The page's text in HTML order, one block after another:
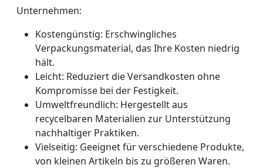
Unternehmen:
Kostengünstig: Erschwingliches
Verpackungsmaterial, das Ihre Kosten niedrig
hält.
Leicht: Reduziert die Versandkosten ohne
Kompromisse bei der Festigkeit.
Umweltfreundlich: Hergestellt aus
recycelbaren Materialien zur Unterstützung
nachhaltiger Praktiken.
Vielseitig: Geeignet für verschiedene Produkte,
von kleinen Artikeln bis zu größeren Waren.